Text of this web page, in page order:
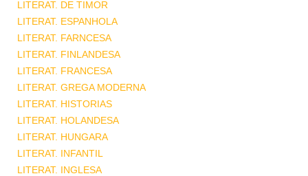
LITERAT. DE TIMOR
LITERAT. ESPANHOLA
LITERAT. FARNCESA
LITERAT. FINLANDESA
LITERAT. FRANCESA
LITERAT. GREGA MODERNA
LITERAT. HISTORIAS
LITERAT. HOLANDESA
LITERAT. HUNGARA
LITERAT. INFANTIL
LITERAT. INGLESA